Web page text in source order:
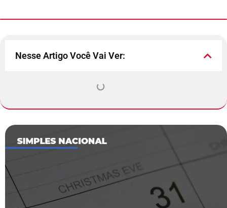
Nesse Artigo Você Vai Ver: